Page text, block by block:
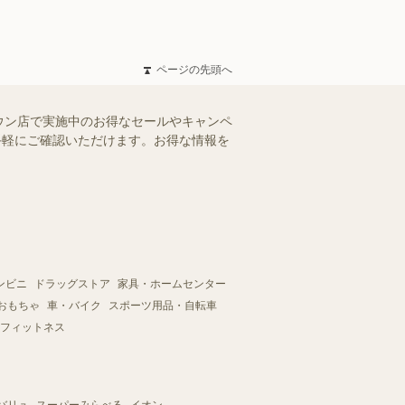
ページの先頭へ
店で実施中のお得なセールやキャンペ
にご確認いただけます。お得な情報を
ビニ ドラッグストア
家具・ホームセンター
もちゃ 車・バイク
スポーツ用品・自転車
ィットネス